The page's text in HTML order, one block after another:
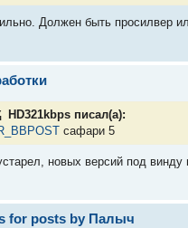
Должен быть просилвер
HD321kbps писал(а):
сафари 5
новых версий под винду
for posts by Палыч